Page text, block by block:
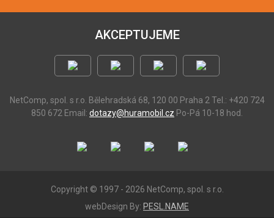
AKCEPTUJEME
NetComp, spol. s r.o. Bělehradská 68, 120 00 Praha 2 Tel.: +420 724
850 672 Email: dotazy@huramobil.cz Po-Pá 10-18 hod.
Copyright © 1997 - 2026 NetComp, spol. s r.o.
webDesign By: PESL.NAME